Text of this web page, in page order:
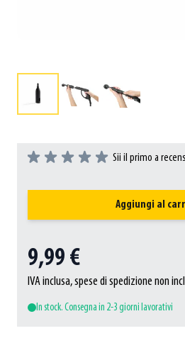
Sii il primo a
Aggiungi al
9,99 €
IVA inclusa, spese di spedizione non
In stock. Consegna in 2-3 giorni lavorativi